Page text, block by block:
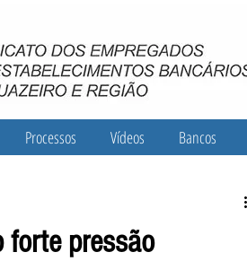
Processos Vídeos Bancos
forte pressão